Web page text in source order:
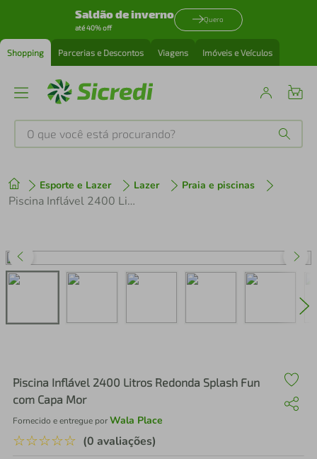
Saldão de inverno
até 40% off
Quero
Shopping Parcerias e Descontos Viagens Imóveis e Veículos
O que você está procurando?
Esporte e Lazer Lazer Praia e piscinas
Piscina Inflável 2400 Litros Redonda Splash Fun com Capa Mor
Piscina Inflável 2400 Litros Redonda Splash Fun
com Capa Mor
Fornecido e entregue porWala Place
☆☆☆☆☆ (0 avaliações)
1º tenis
perfume